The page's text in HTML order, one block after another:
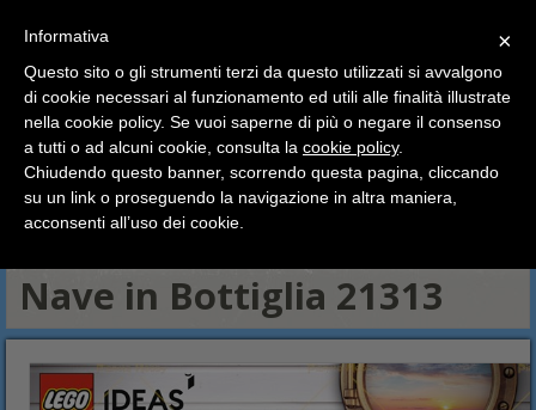
HOME Lego Lego Ideas - Cuusoo Nave in Bottiglia 21313
Lego Minifigures
Lego Harry Potter e Fantastic Beast
Lego Dimensions
Lego Ideas - Cuusoo
Lego Architecture
Esclusive, Modulari ed Edizioni Speciali
Lego Polybag
Nave in Bottiglia 21313
×
Ciao a tutti, il negozio sarà chiuso dal 9/08 al 24/08
compreso.
Tutti gli ordini effettuati dopo le 15:00 del 07/08 verranno
spediti a partire dal giorno 25/08.
Buone vacanze a tutti dallo staff di Pianeta Hobby
×
Informativa
Questo sito o gli strumenti terzi da questo utilizzati si avvalgono
di cookie necessari al funzionamento ed utili alle finalità illustrate
nella cookie policy. Se vuoi saperne di più o negare il consenso
a tutti o ad alcuni cookie, consulta la cookie policy.
Chiudendo questo banner, scorrendo questa pagina, cliccando
su un link o proseguendo la navigazione in altra maniera,
acconsenti all’uso dei cookie.